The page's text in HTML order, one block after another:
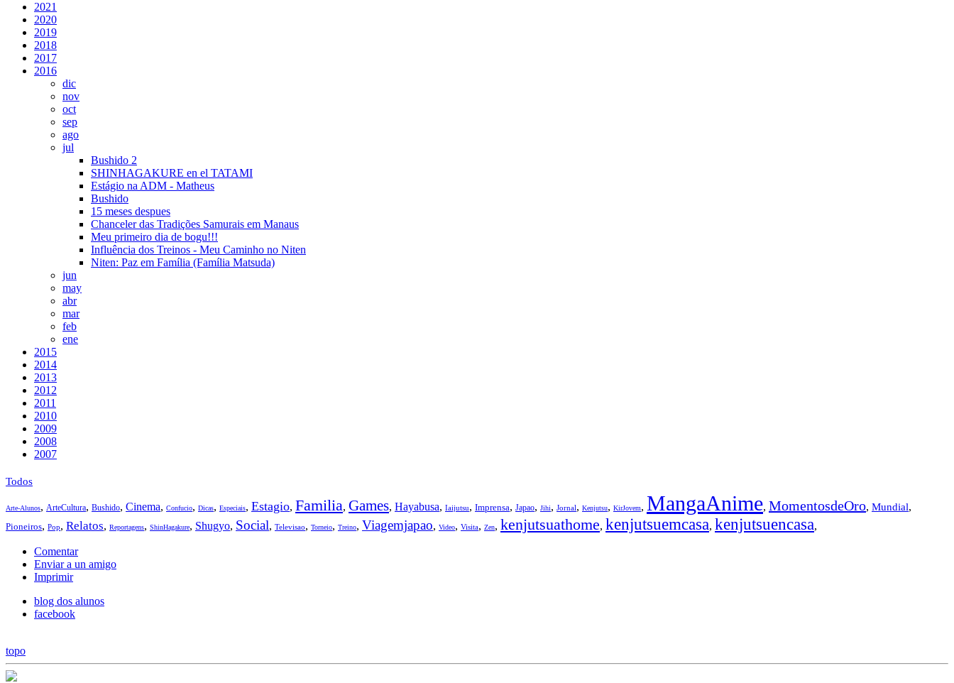
2021
2020
2019
2018
2017
2016
dic
nov
oct
sep
ago
jul
Bushido 2
SHINHAGAKURE en el TATAMI
Estágio na ADM - Matheus
Bushido
15 meses despues
Chanceler das Tradições Samurais em Manaus
Meu primeiro dia de bogu!!!
Influência dos Treinos - Meu Caminho no Niten
Niten: Paz em Família (Família Matsuda)
jun
may
abr
mar
feb
ene
2015
2014
2013
2012
2011
2010
2009
2008
2007
Todos
Arte-Alunos, ArteCultura, Bushido, Cinema, Confucio, Dicas, Especiais, Estagio, Familia, Games, Hayabusa, Iaijutsu, Imprensa, Japao, Jihi, Jornal, Kenjutsu, KirJovem, MangaAnime, MomentosdeOro, Mundial,
Pioneiros, Pop, Relatos, Reportagens, ShinHagakure, Shugyo, Social, Televisao, Torneio, Treino, Viagemjapao, Video, Visita, Zen, kenjutsuathome, kenjutsuemcasa, kenjutsuencasa,
Comentar
Enviar a un amigo
Imprimir
blog dos alunos
facebook
topo